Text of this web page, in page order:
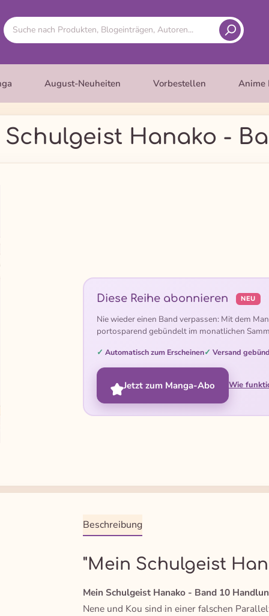
August-Neuheiten Vorbestellen Anime
Schulgeist Hanako -
Diese Reihe abonnieren NEU
Nie wieder einen Band verpassen: Mit dem
portosparend gebündelt im monatlichen
Automatisch zum Erscheinen Versand
Jetzt zum Manga-Abo Wie
Beschreibung
"Mein Schulgeist
Mein Schulgeist Hanako - Band 10
Nene und Kou sind in einer falschen